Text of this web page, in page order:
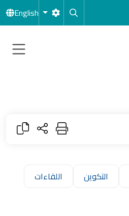
English
التكوين اللقاءات